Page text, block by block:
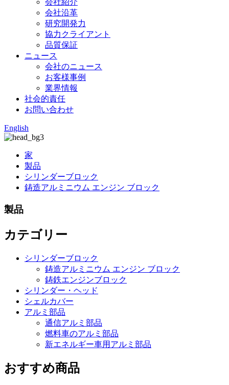
会社紹介
会社沿革
研究開発力
協力クライアント
品質保証
ニュース
会社のニュース
お客様事例
業界情報
社会的責任
お問い合わせ
English
家
製品
シリンダーブロック
鋳造アルミニウム エンジン ブロック
製品
カテゴリー
シリンダーブロック
鋳造アルミニウム エンジン ブロック
鋳鉄エンジンブロック
シリンダー・ヘッド
シェルカバー
アルミ部品
通信アルミ部品
燃料車のアルミ部品
新エネルギー車用アルミ部品
おすすめ商品